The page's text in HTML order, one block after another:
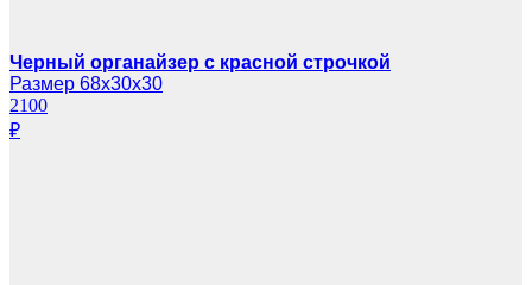
Черный органайзер с красной строчкой
Размер 68х30х30
2100
₽